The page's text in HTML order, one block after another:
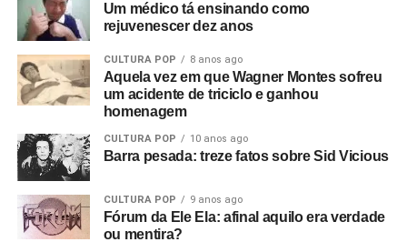
com eles naquele instante. Fui falar com o dono da loja
de discos local e contei a ele sobre o clube Bowden Vale
em Altrincham, onde eu tinha visto inúmeras bandas em
1963-64, e disse que ele deveria voltar a promover
shows.
Mais tarde, apresentei-o ao Rob, que tinha um monte de
cópias do primeiro EP da banda que sobraram. Eles
estavam sem dinheiro, então venderam tudo para o dono
da loja de discos, e ele as colocou para tocar em Bowden
Vale. E era isso que eu queria desde o início, sabe? Eu
Um médico tá ensinando como
rejuvenescer dez anos
CULTURA POP 8 anos ago
Aquela vez em que Wagner Montes sofreu
um acidente de triciclo e ganhou
homenagem
CULTURA POP 10 anos ago
Barra pesada: treze fatos sobre Sid Vicious
CULTURA POP 9 anos ago
Fórum da Ele Ela: afinal aquilo era verdade
ou mentira?